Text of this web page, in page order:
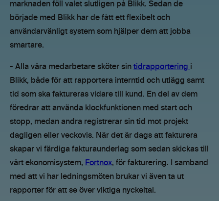
marknaden föll valet slutligen på Blikk. Sedan de
började med Blikk har de fått ett flexibelt och
användarvänligt system som hjälper dem att jobba
smartare.
- Alla våra medarbetare sköter sin tidrapportering i
Blikk, både för att rapportera interntid och utlägg samt
tid som ska faktureras vidare till kund. En del av dem
föredrar att använda klockfunktionen med start och
stopp, medan andra registrerar sin tid mot projekt
dagligen eller veckovis. När det är dags att fakturera
skapar vi färdiga fakturaunderlag som sedan skickas till
vårt ekonomisystem, Fortnox, för fakturering. I samband
med att vi har ledningsmöten brukar vi även ta ut
rapporter för att se över viktiga nyckeltal.